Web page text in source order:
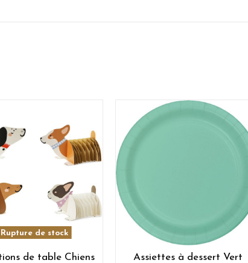
Rupture de stock
de table Chiens
Assiettes à dessert Vert